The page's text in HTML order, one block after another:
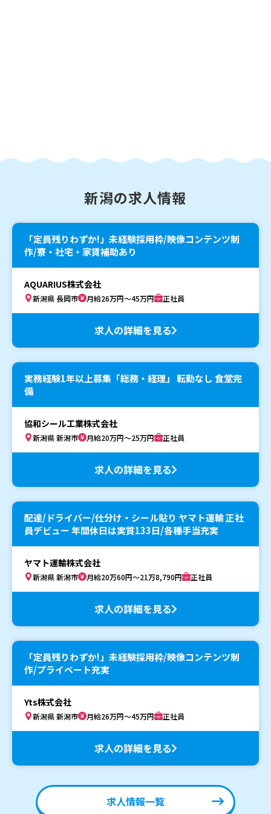
新潟の求人情報
「定員残りわずか!」未経験採用枠/映像コンテンツ制
作/寮・社宅・家賃補助あり
AQUARIUS株式会社
新潟県 長岡市 月給26万円～45万円 正社員
求人の詳細を見る
実務経験1年以上募集「総務・経理」 転勤なし 食堂完
備
協和シール工業株式会社
新潟県 新潟市 月給20万円～25万円 正社員
求人の詳細を見る
配達/ドライバー/仕分け・シール貼り ヤマト運輸 正社
員デビュー 年間休日は実質133日/各種手当充実
ヤマト運輸株式会社
新潟県 新潟市 月給20万60円～21万8,790円 正社員
求人の詳細を見る
「定員残りわずか!」未経験採用枠/映像コンテンツ制
作/プライベート充実
Yts株式会社
新潟県 新潟市 月給26万円～45万円 正社員
求人の詳細を見る
求人情報一覧